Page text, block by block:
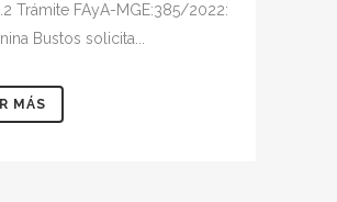
Trámite FAyA-MGE:385/2022:
Bustos solicita...
MÁS